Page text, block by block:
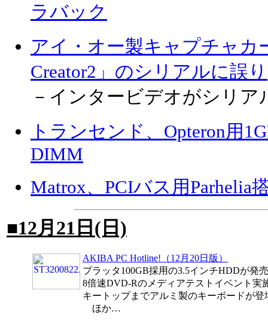
ラバック
アイ・オー製キャプチャカ
Creator2」のシリアルに誤り
－インタービデオがシリア
トランセンド、Opteron用
DIMM
Matrox、PCIバス用Parhelia
■12月21日(日)
AKIBA PC Hotline!（12月20日版）
プラッタ100GB採用の3.5インチHDDが発売
8倍速DVD-Rのメディアテストイベント実
キートップまでアルミ製のキーボードが登
ほか…